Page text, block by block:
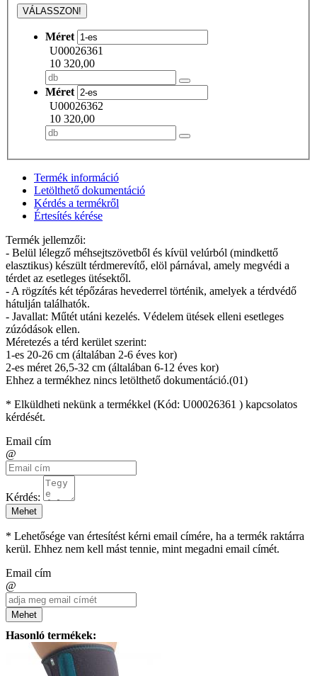
VÁLASSZON!
Méret
U00026361
10 320,00
Méret
U00026362
10 320,00
Termék információ
Letölthető dokumentáció
Kérdés a termékről
Értesítés kérése
Termék jellemzői:
- Belül lélegző méhsejtszövetből és kívül velúrból (mindkettő
elasztikus) készült térdmerevítő, elöl párnával, amely megvédi a
térdet az esetleges ütésektől.
- A rögzítés két tépőzáras hevederrel történik, amelyek a térdvédő
hátulján találhatók.
- Javallat: Műtét utáni kezelés. Védelem ütések elleni esetleges
zúzódások ellen.
Méretezés a térd kerület szerint:
1-es 20-26 cm (általában 2-6 éves kor)
2-es méret 26,5-32 cm (általában 6-12 éves kor)
Ehhez a termékhez nincs letölthető dokumentáció.(01)
* Elküldheti nekünk a termékkel (Kód: U00026361 ) kapcsolatos
kérdését.
Email cím
@
Kérdés:
Mehet
* Lehetősége van értesítést kérni email címére, ha a termék raktárra
kerül. Ehhez nem kell mást tennie, mint megadni email címét.
Email cím
@
Mehet
Hasonló termékek: